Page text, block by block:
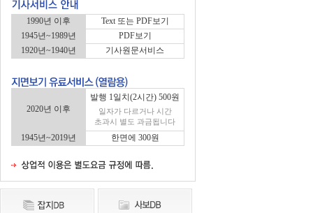
1990년 이후
Text 또는 PDF보기
1945년~1989년
PDF보기
1920년~1940년
기사원문서비스
2020년 이후
발행 1일치(2시간) 500원
일자가 다르거나 시간
초과시 별도 과금됩니다
1945년~2019년 한면에 300원